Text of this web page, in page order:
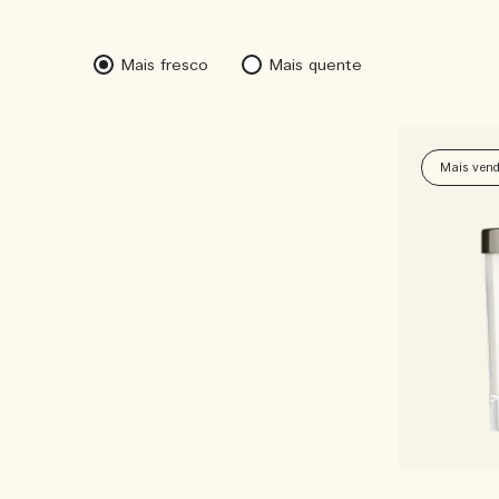
Mais fresco Mais quente
Mais